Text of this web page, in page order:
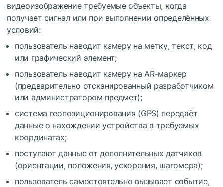
видеоизображение требуемые объекты, когда
получает сигнал или при выполнении определённых
условий:
пользователь наводит камеру на метку, текст, код
или графический элемент;
пользователь наводит камеру на AR-маркер
(предварительно отсканированный разработчиком
или администратором предмет);
система геопозиционирования (GPS) передаёт
данные о нахождении устройства в требуемых
координатах;
поступают данные от дополнительных датчиков
(ориентации, положения, ускорения, шагомера);
пользователь самостоятельно вызывает событие,